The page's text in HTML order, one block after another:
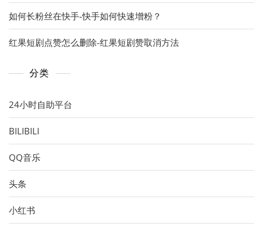
如何长粉丝在快手-快手如何快速增粉？
红果短剧点赞怎么删除-红果短剧赞取消方法
分类
24小时自助平台
BILIBILI
QQ音乐
头条
小红书